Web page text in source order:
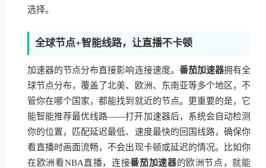
选择。
全球节点+智能线路，让直播不卡顿
加速器的节点分布直接影响连接速度。 番茄加速器拥有全
球节点分布，覆盖了北美、欧洲、东南亚等多个地区，不
管你在哪个国家，都能找到就近的节点。更重要的是，它
能智能推荐最优线路——打开加速器后，系统会自动检测
你的位置，匹配延迟最低、速度最快的回国线路，确保你
看直播时画面流畅，不会出现卡顿或延迟的情况。比如你
在欧洲看NBA直播，连接番茄加速器的欧洲节点，就能